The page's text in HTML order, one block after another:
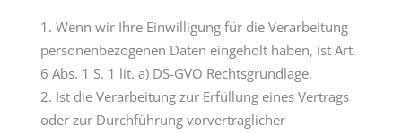
Wenn wir Ihre Einwilligung für die Verarbeitung
personenbezogenen Daten eingeholt haben, ist Art.
6 Abs. 1 S. 1 lit. a) DS-GVO Rechtsgrundlage.
Ist die Verarbeitung zur Erfüllung eines Vertrags
oder zur Durchführung vorvertraglicher